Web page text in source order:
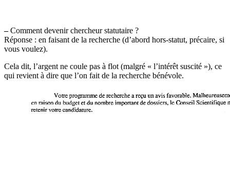
– Comment devenir chercheur statutaire ?
Réponse : en faisant de la recherche (d’abord hors-statut, précaire, si
vous voulez).
Cela dit, l’argent ne coule pas à flot (malgré « l’intérêt suscité »), ce
qui revient à dire que l’on fait de la recherche bénévole.